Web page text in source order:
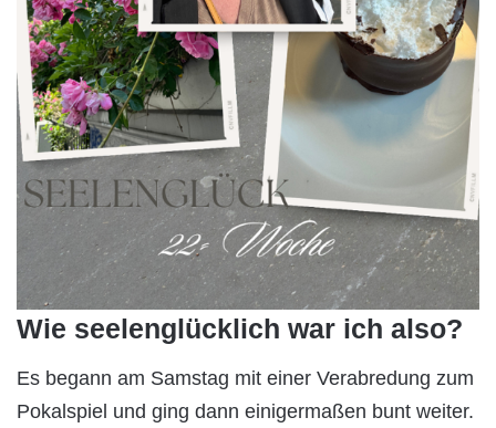
Wie seelenglücklich war ich also?
Es begann am Samstag mit einer Verabredung zum
Pokalspiel und ging dann einigermaßen bunt weiter.